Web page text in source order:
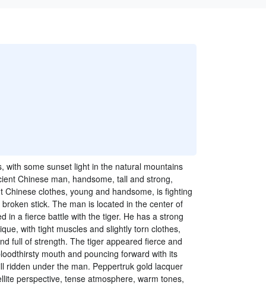
with some sunset light in the natural mountains
Chinese man, handsome, tall and strong,
Chinese clothes, young and handsome, is fighting
stick. The man is located in the center of
in a fierce battle with the tiger. He has a strong
with tight muscles and slightly torn clothes,
full of strength. The tiger appeared fierce and
mouth and pouncing forward with its
ridden under the man. Peppertruk gold lacquer
perspective, tense atmosphere, warm tones,